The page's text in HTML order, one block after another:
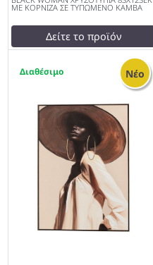
ΜΕ ΚΟΡΝΙΖΑ ΣΕ ΤΥΠΩΜΕΝΟ ΚΑΜΒΑ
Δείτε το προϊόν
BLACK WOMAN
ΧΡΥΣΟΤΥΠΙΑ 83Χ123ΕΚ ΜΕ
ΚΟΡΝΙΖΑ ΣΕ ΤΥΠΩΜΕΝΟ
ΚΑΜΒΑ 1027
Νέο